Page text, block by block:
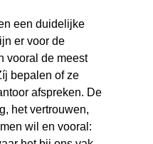
een duidelijke
er voor de
vooral de meest
bepalen of ze
afspreken. De
het vertrouwen,
wil en vooral: